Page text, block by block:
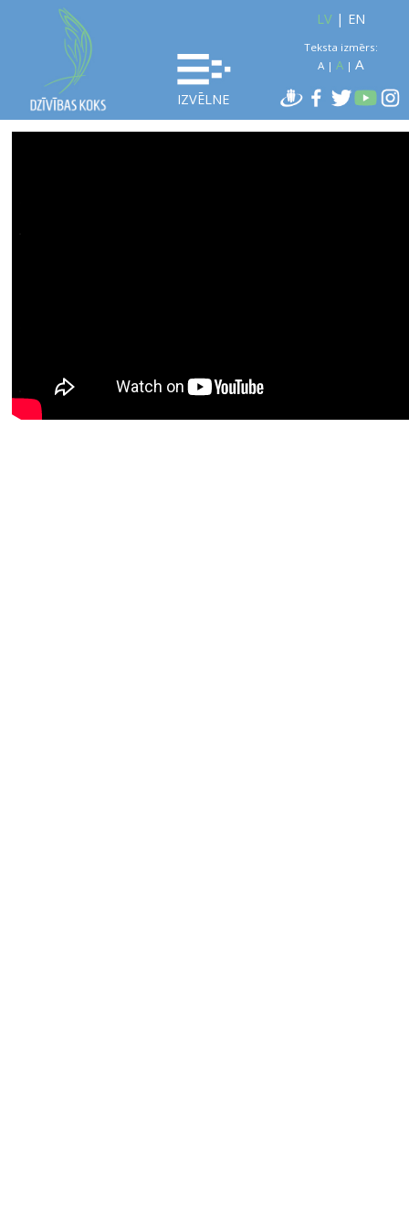
IZVĒLNE
LV| EN
Teksta izmērs:
A| A| A